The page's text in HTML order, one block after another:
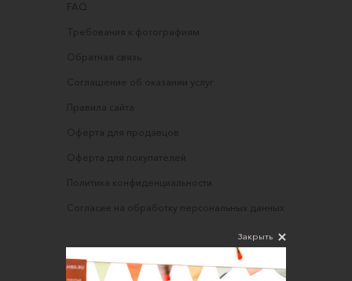
FAQ
Требования к фотографиям
Обратная связь
Соглашение об оказании услуг
Правила сайта
Оферта для продавцов
Оферта для покупателей
Политика конфиденциальности
Согласие на обработку персональных данных
Закрыть